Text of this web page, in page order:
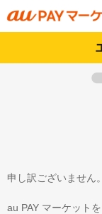
申し訳ございません
au PAY マーケット